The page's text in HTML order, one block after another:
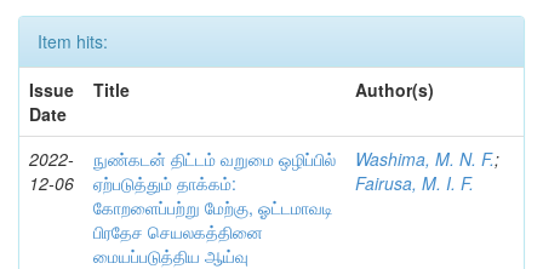
Item hits:
Issue
Date
Title Author(s)
2022-
12-06
நுண்கடன் திட்டம் வறுமை ஒழிப்பில்
ஏற்படுத்தும் தாக்கம்:
கோறளைப்பற்று மேற்கு, ஓட்டமாவடி
பிரதேச செயலகத்தினை
மையப்படுத்திய ஆய்வு
Washima, M. N. F.;
Fairusa, M. I. F.